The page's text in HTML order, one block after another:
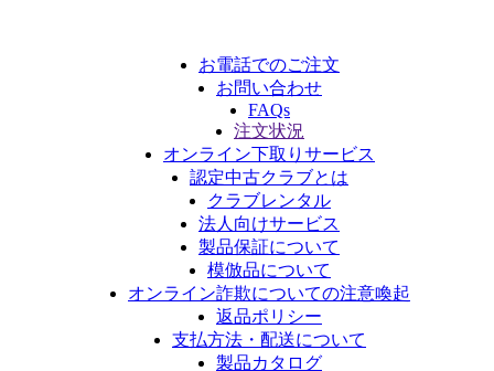
お電話でのご注文
お問い合わせ
FAQs
注文状況
オンライン下取りサービス
認定中古クラブとは
クラブレンタル
法人向けサービス
製品保証について
模倣品について
オンライン詐欺についての注意喚起
返品ポリシー
支払方法・配送について
製品カタログ